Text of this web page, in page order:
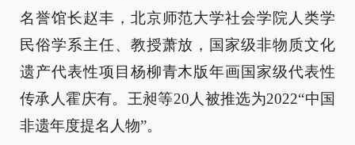
名誉馆长赵丰，北京师范大学社会学院人类学
民俗学系主任、教授萧放，国家级非物质文化
遗产代表性项目杨柳青木版年画国家级代表性
传承人霍庆有。王昶等20人被推选为2022“中国
非遗年度提名人物”。